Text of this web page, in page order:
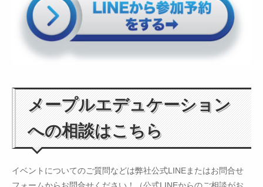
メープルエデュケーション
への相談はこちら
イベントについてのご質問などは弊社公式LINEまたはお問合せ